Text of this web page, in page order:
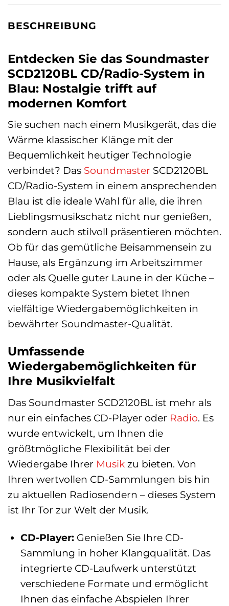
BESCHREIBUNG
Entdecken Sie das Soundmaster
SCD2120BL CD/Radio-System in
Blau: Nostalgie trifft auf
modernen Komfort
Sie suchen nach einem Musikgerät, das die
Wärme klassischer Klänge mit der
Bequemlichkeit heutiger Technologie
verbindet? Das Soundmaster SCD2120BL
CD/Radio-System in einem ansprechenden
Blau ist die ideale Wahl für alle, die ihren
Lieblingsmusikschatz nicht nur genießen,
sondern auch stilvoll präsentieren möchten.
Ob für das gemütliche Beisammensein zu
Hause, als Ergänzung im Arbeitszimmer
oder als Quelle guter Laune in der Küche –
dieses kompakte System bietet Ihnen
vielfältige Wiedergabemöglichkeiten in
bewährter Soundmaster-Qualität.
Umfassende
Wiedergabemöglichkeiten für
Ihre Musikvielfalt
Das Soundmaster SCD2120BL ist mehr als
nur ein einfaches CD-Player oder Radio. Es
wurde entwickelt, um Ihnen die
größtmögliche Flexibilität bei der
Wiedergabe Ihrer Musik zu bieten. Von
Ihren wertvollen CD-Sammlungen bis hin
zu aktuellen Radiosendern – dieses System
ist Ihr Tor zur Welt der Musik.
CD-Player:Genießen Sie Ihre CD-
Sammlung in hoher Klangqualität. Das
integrierte CD-Laufwerk unterstützt
verschiedene Formate und ermöglicht
Ihnen das einfache Abspielen Ihrer